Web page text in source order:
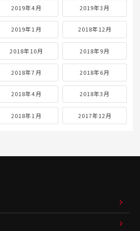
2019年4月 2019年3月
2019年1月 2018年12月
2018年10月 2018年9月
2018年7月 2018年6月
2018年4月 2018年3月
2018年1月 2017年12月